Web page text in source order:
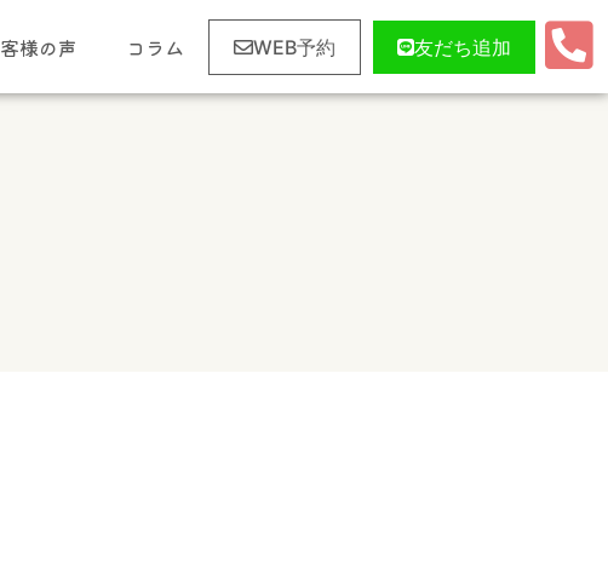
様の声 コラム WEB予約 友だち追加